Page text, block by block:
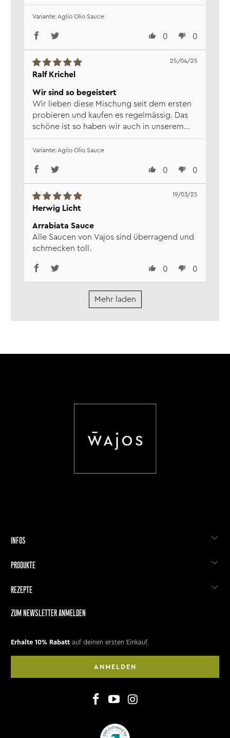
0 0
Aglio Olio Sauce
Ralf Krichel
25/04/25
Wir sind so begeistert
Wir lieben diese Mischung seit dem ersten
probieren und kaufen es regelmässig. Das
schöne ist so haben wir auch in unserem
leckeres Essen gezaubert und bisher sind
abgesprungen. Schön ist auch das ich mit
dem Mischverhältnis oder eher der Menge
an Wasser und Öl und der Mischung
entscheiden kann wie scharf ich es haben...
0 0
Aglio Olio Sauce
Herwig Licht
19/03/25
Arrabiata Sauce
Alle Saucen von Vajos sind überragend und
schmecken toll.
0 0
Mehr laden
INFOS
PRODUKTE
REZEPTE
ZUM NEWSLETTER ANMELDEN
Erhalte 10% Rabatt auf deinen ersten Einkauf.
ANMELDEN